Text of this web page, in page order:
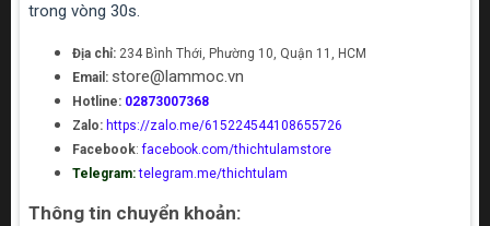
trong vòng 30s.
Địa chỉ: 234 Bình Thới, Phường 10, Quận 11, HCM
Email: store@lammoc.vn
Hotline: 02873007368
Zalo: https://zalo.me/615224544108655726
Facebook:facebook.com/thichtulamstore
Telegram: telegram.me/thichtulam
Thông tin chuyển khoản: